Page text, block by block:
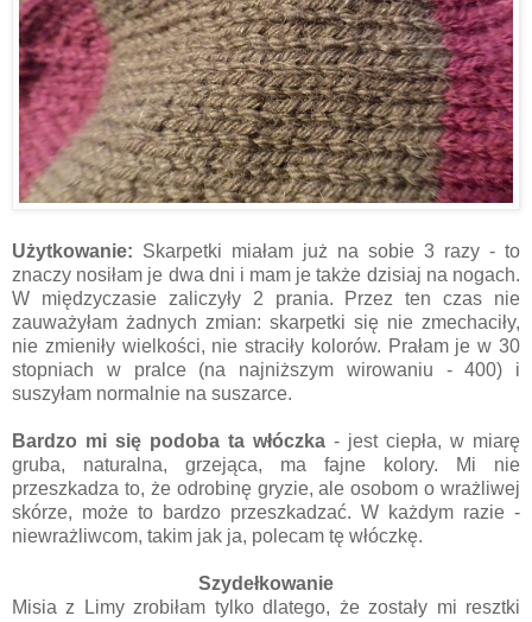
Użytkowanie: Skarpetki miałam już na sobie 3 razy - to
znaczy nosiłam je dwa dni i mam je także dzisiaj na nogach.
W międzyczasie zaliczyły 2 prania. Przez ten czas nie
zauważyłam żadnych zmian: skarpetki się nie zmechaciły,
nie zmieniły wielkości, nie straciły kolorów. Prałam je w 30
stopniach w pralce (na najniższym wirowaniu - 400) i
suszyłam normalnie na suszarce.
Bardzo mi się podoba ta włóczka - jest ciepła, w miarę
gruba, naturalna, grzejąca, ma fajne kolory. Mi nie
przeszkadza to, że odrobinę gryzie, ale osobom o wrażliwej
skórze, może to bardzo przeszkadzać. W każdym razie -
niewrażliwcom, takim jak ja, polecam tę włóczkę.
Szydełkowanie
Misia z Limy zrobiłam tylko dlatego, że zostały mi resztki